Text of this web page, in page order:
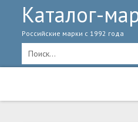
Каталог-
Российские марки с 1992 года